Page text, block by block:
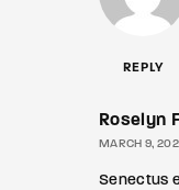
REPLY
Roselyn
MARCH 9,
Senectus